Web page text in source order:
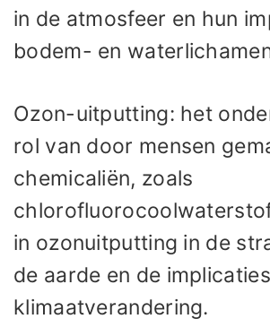
in de atmosfeer en hun
bodem- en
Ozon-uitputting: het
rol van door mensen
chemicaliën, zoals
in ozonuitputting in de
de aarde en de
klimaatverandering.